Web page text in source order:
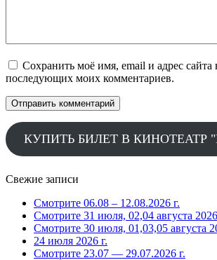
Сохранить моё имя, email и адрес сайта
последующих моих комментариев.
КУПИТЬ БИЛЕТ В КИНОТЕАТР
Свежие записи
Смотрите 06.08 – 12.08.2026 г.
Смотрите 31 июля, 02,04 августа 2026
Смотрите 30 июля, 01,03,05 августа
24 июля 2026 г.
Смотрите 23.07 — 29.07.2026 г.